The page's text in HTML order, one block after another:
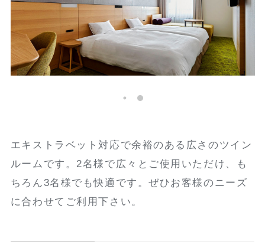
エキストラベット対応で余裕のある広さのツイン
ルームです。2名様で広々とご使用いただけ、も
ちろん3名様でも快適です。ぜひお客様のニーズ
に合わせてご利用下さい。